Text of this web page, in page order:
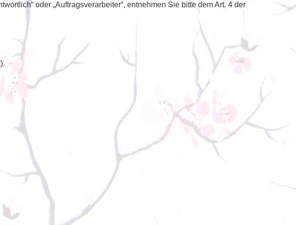
oder „Auftragsverarbeiter“, entnehmen Sie bitte dem Art. 4 der